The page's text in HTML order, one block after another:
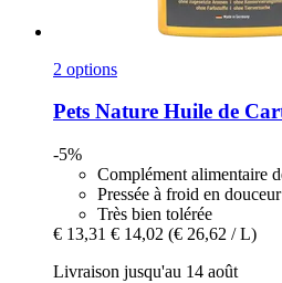
2 options
Pets Nature Huile de
-5%
Complément alimentaire
Pressée à froid en douceur
Très bien tolérée
€ 13,31 € 14,02 (€ 26,62 / L)
Livraison jusqu'au 14 août